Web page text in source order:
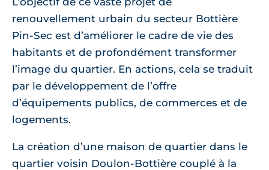
renouvellement urbain du secteur Bottière
Pin-Sec est d’améliorer le cadre de vie des
habitants et de profondément transformer
l’image du quartier. En actions, cela se traduit
par le développement de l’offre
d’équipements publics, de commerces et de
logements.
La création d’une maison de quartier dans le
quartier voisin Doulon-Bottière couplé à la